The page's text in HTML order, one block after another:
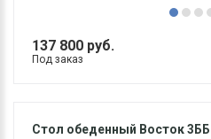
137 800 руб.
Под заказ
Стол обеденный Восток 3ББ